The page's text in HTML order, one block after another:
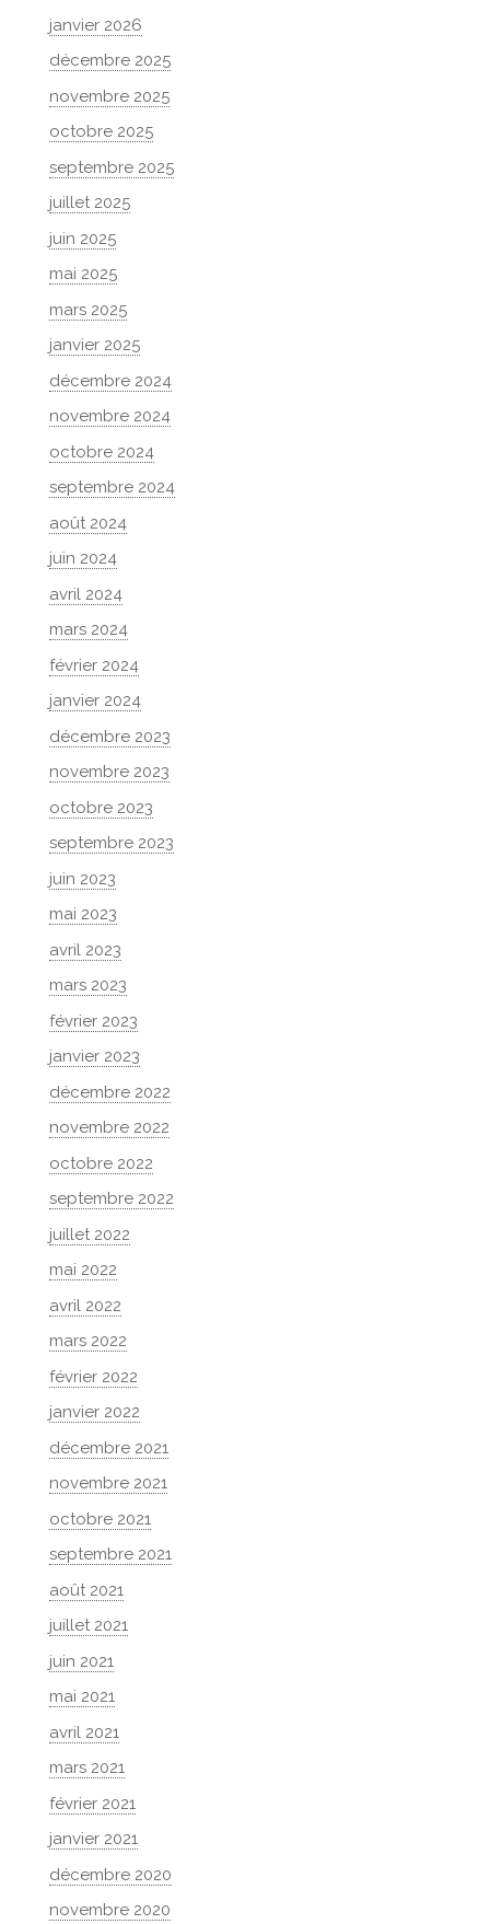
janvier 2026
décembre 2025
novembre 2025
octobre 2025
septembre 2025
juillet 2025
juin 2025
mai 2025
mars 2025
janvier 2025
décembre 2024
novembre 2024
octobre 2024
septembre 2024
août 2024
juin 2024
avril 2024
mars 2024
février 2024
janvier 2024
décembre 2023
novembre 2023
octobre 2023
septembre 2023
juin 2023
mai 2023
avril 2023
mars 2023
février 2023
janvier 2023
décembre 2022
novembre 2022
octobre 2022
septembre 2022
juillet 2022
mai 2022
avril 2022
mars 2022
février 2022
janvier 2022
décembre 2021
novembre 2021
octobre 2021
septembre 2021
août 2021
juillet 2021
juin 2021
mai 2021
avril 2021
mars 2021
février 2021
janvier 2021
décembre 2020
novembre 2020